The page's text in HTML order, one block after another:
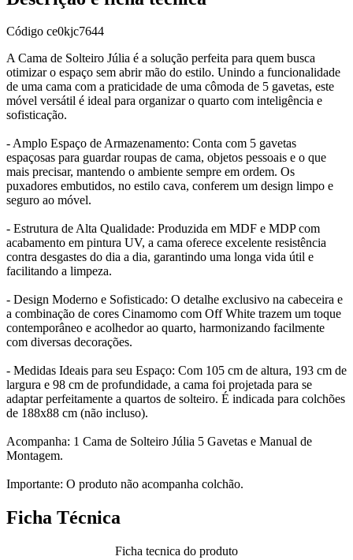
Código ce0kjc7644
A Cama de Solteiro Júlia é a solução perfeita para quem busca
otimizar o espaço sem abrir mão do estilo. Unindo a funcionalidade
de uma cama com a praticidade de uma cômoda de 5 gavetas, este
móvel versátil é ideal para organizar o quarto com inteligência e
sofisticação.
- Amplo Espaço de Armazenamento: Conta com 5 gavetas
espaçosas para guardar roupas de cama, objetos pessoais e o que
mais precisar, mantendo o ambiente sempre em ordem. Os
puxadores embutidos, no estilo cava, conferem um design limpo e
seguro ao móvel.
- Estrutura de Alta Qualidade: Produzida em MDF e MDP com
acabamento em pintura UV, a cama oferece excelente resistência
contra desgastes do dia a dia, garantindo uma longa vida útil e
facilitando a limpeza.
- Design Moderno e Sofisticado: O detalhe exclusivo na cabeceira e
a combinação de cores Cinamomo com Off White trazem um toque
contemporâneo e acolhedor ao quarto, harmonizando facilmente
com diversas decorações.
- Medidas Ideais para seu Espaço: Com 105 cm de altura, 193 cm de
largura e 98 cm de profundidade, a cama foi projetada para se
adaptar perfeitamente a quartos de solteiro. É indicada para colchões
de 188x88 cm (não incluso).
Acompanha: 1 Cama de Solteiro Júlia 5 Gavetas e Manual de
Montagem.
Importante: O produto não acompanha colchão.
Ficha Técnica
Ficha tecnica do produto